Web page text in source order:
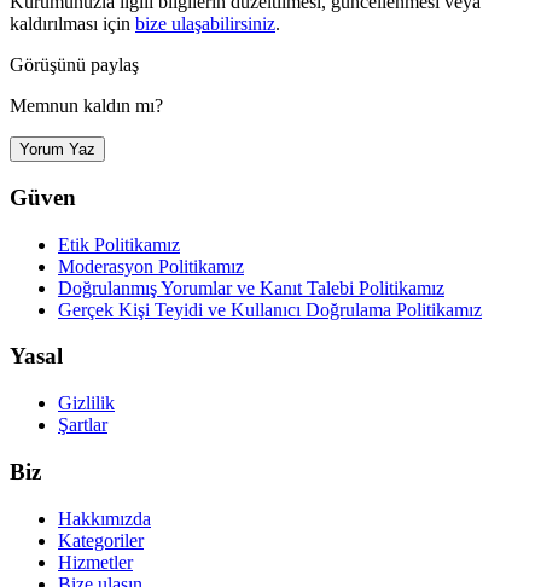
kaldırılması için bize ulaşabilirsiniz.
Görüşünü paylaş
Memnun kaldın mı?
Yorum Yaz
Güven
Etik Politikamız
Moderasyon Politikamız
Doğrulanmış Yorumlar ve Kanıt Talebi Politikamız
Gerçek Kişi Teyidi ve Kullanıcı Doğrulama Politikamız
Yasal
Gizlilik
Şartlar
Biz
Hakkımızda
Kategoriler
Hizmetler